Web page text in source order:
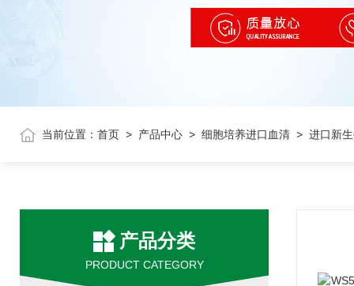
当前位置： 首页 > 产品中心 > 细胞培养进口血清 > 进口新
产品分类
PRODUCT CATEGORY